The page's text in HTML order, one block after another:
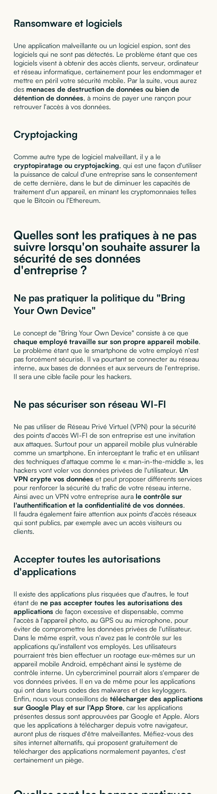
Ransomware et logiciels
Une application malveillante ou un logiciel espion, sont des
logiciels qui ne sont pas détectés. Le problème étant que ces
logiciels visent à obtenir des accès clients, serveur, ordinateur
et réseau informatique, certainement pour les endommager et
mettre en péril votre sécurité mobile. Par la suite, vous aurez
des menaces de destruction de données ou bien de
détention de données, à moins de payer une rançon pour
retrouver l'accès à vos données.
Cryptojacking
Comme autre type de logiciel malveillant, il y a le
cryptopiratage ou cryptojacking, qui est une façon d'utiliser
la puissance de calcul d'une entreprise sans le consentement
de cette dernière, dans le but de diminuer les capacités de
traitement d'un appareil, en minant les cryptomonnaies telles
que le Bitcoin ou l'Ethereum.
Quelles sont les pratiques à ne pas
suivre lorsqu'on souhaite assurer la
sécurité de ses données
d'entreprise ?
Ne pas pratiquer la politique du "Bring
Your Own Device"
Le concept de "Bring Your Own Device" consiste à ce que
chaque employé travaille sur son propre appareil mobile.
Le problème étant que le smartphone de votre employé n'est
pas forcément sécurisé. Il va pourtant se connecter au réseau
interne, aux bases de données et aux serveurs de l'entreprise.
Il sera une cible facile pour les hackers.
Ne pas sécuriser son réseau WI-FI
Ne pas utiliser de Réseau Privé Virtuel (VPN) pour la sécurité
des points d'accès WI-FI de son entreprise est une invitation
aux attaques. Surtout pour un appareil mobile plus vulnérable
comme un smartphone. En interceptant le trafic et en utilisant
des techniques d'attaque comme le « man-in-the-middle », les
hackers vont voler vos données privées de l'utilisateur. Un
VPN crypte vos données et peut proposer différents services
pour renforcer la sécurité du trafic de votre réseau interne.
Ainsi avec un VPN votre entreprise aura le contrôle sur
l'authentification et la confidentialité de vos données.
Il faudra également faire attention aux points d'accès réseaux
qui sont publics, par exemple avec un accès visiteurs ou
clients.
Accepter toutes les autorisations
d'applications
Il existe des applications plus risquées que d'autres, le tout
étant de ne pas accepter toutes les autorisations des
applications de façon excessive et dispensable, comme
l'accès à l'appareil photo, au GPS ou au microphone, pour
éviter de compromettre les données privées de l'utilisateur.
Dans le même esprit, vous n'avez pas le contrôle sur les
applications qu'installent vos employés. Les utilisateurs
pourraient très bien effectuer un rootage eux-mêmes sur un
appareil mobile Android, empêchant ainsi le système de
contrôle interne. Un cybercriminel pourrait alors s'emparer de
vos données privées. Il en va de même pour les applications
qui ont dans leurs codes des malwares et des keyloggers.
Enfin, nous vous conseillons de télécharger des applications
sur Google Play et sur l'App Store, car les applications
présentes dessus sont approuvées par Google et Apple. Alors
que les applications à télécharger depuis votre navigateur,
auront plus de risques d'être malveillantes. Méfiez-vous des
sites internet alternatifs, qui proposent gratuitement de
télécharger des applications normalement payantes, c'est
certainement un piège.